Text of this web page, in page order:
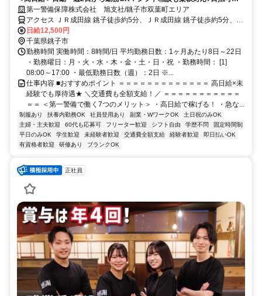
未経験歓迎★
第一警備保障株式会社 旭支社/銚子市双葉町エリア
アクセス ＪＲ成田線 銚子徒歩約5分、ＪＲ成田線 銚子徒歩約5分、Ｊ
Ｒ成田線 銚子徒歩約5分 直行直帰OK＊交通費全額支給＊
日給12,500円
千葉県銚子市
勤務時間 実働時間：8時間/日 平均勤務日数：1ヶ月あたり8日～22日
・勤務曜日：月・火・水・木・金・土・日・祝 ・勤務時間： [1]
08:00～17:00 ・最低勤務日数（週）：2日 ※...
仕事内容 ■おすすめポイント ＝＝＝＝＝＝＝＝＝＝＝＝＝ 高日給×未
経験でも厚待遇★ ＼交通費も全額支給！／ ＝＝＝＝＝＝＝＝＝＝＝
＝＝ ＜第一警備で働く7つのメリット＞ ・高日給で稼げる！ ・急な...
制服あり 扶養内勤務OK 社員登用あり 副業・WワークOK
土日祝のみOK
主婦・主夫歓迎
60代も応募可 フリーター歓迎 シフト自由 学歴不問
固定時間制
平日のみOK
学生歓迎 未経験者歓迎 交通費全額支給 経験者歓迎
即日払いOK
有資格者歓迎
研修あり ブランクOK
正社員